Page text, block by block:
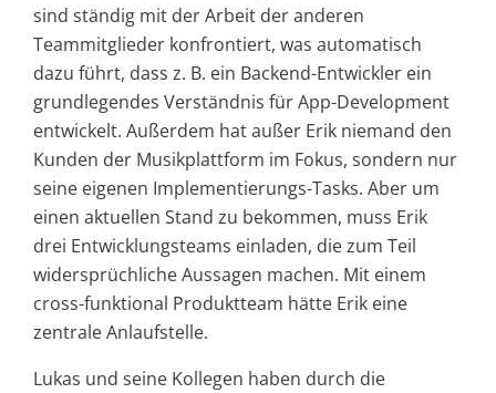
sind ständig mit der Arbeit der anderen
Teammitglieder konfrontiert, was automatisch
dazu führt, dass z. B. ein Backend-Entwickler ein
grundlegendes Verständnis für App-Development
entwickelt. Außerdem hat außer Erik niemand den
Kunden der Musikplattform im Fokus, sondern nur
seine eigenen Implementierungs-Tasks. Aber um
einen aktuellen Stand zu bekommen, muss Erik
drei Entwicklungsteams einladen, die zum Teil
widersprüchliche Aussagen machen. Mit einem
cross-funktional Produktteam hätte Erik eine
zentrale Anlaufstelle.
Lukas und seine Kollegen haben durch die